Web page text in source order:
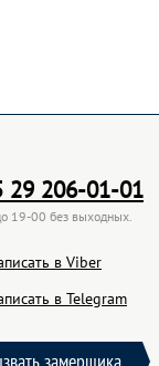
29 206-01-01
19-00 без выходных.
в Viber
в Telegram